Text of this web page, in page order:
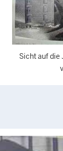
Sicht auf die